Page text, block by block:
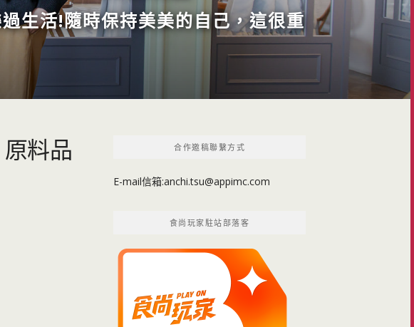
生活!隨時保持美美的自己，這很重
料品
合作邀稿聯繫方式
E-mail信箱:anchi.tsu@appimc.com
食尚玩家駐站部落客